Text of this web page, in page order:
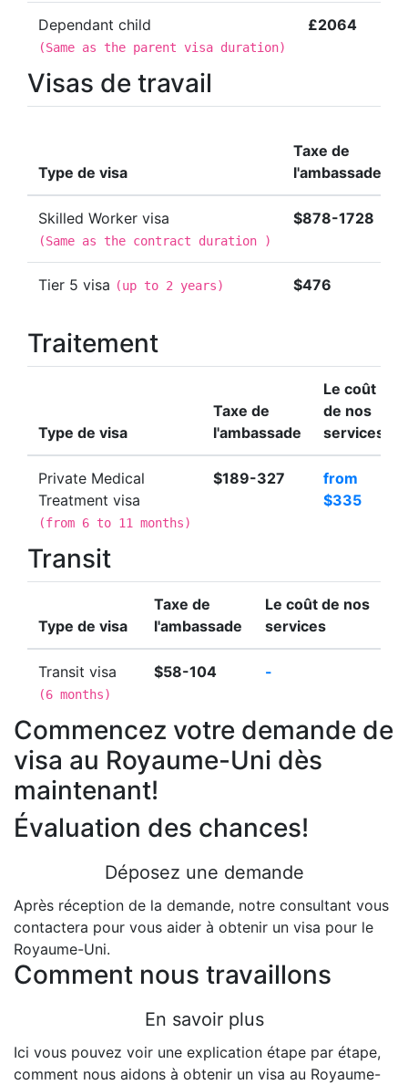
Dependant child
(Same as the parent visa duration)
£2064
Visas de travail
Type de visa
Taxe de
l'ambassade
Skilled Worker visa
(Same as the contract duration )
$878-1728
Tier 5 visa (up to 2 years) $476
Traitement
Type de visa
Taxe de
l'ambassade
Le coût
de nos
services
Private Medical
Treatment visa
(from 6 to 11 months)
$189-327
from
$335
Transit
Type de visa
Taxe de
l'ambassade
Le coût de nos
services
Transit visa
(6 months)
$58-104 -
Commencez votre demande de
visa au Royaume-Uni dès
maintenant!
Évaluation des chances!
Déposez une demande
Après réception de la demande, notre consultant vous
contactera pour vous aider à obtenir un visa pour le
Royaume-Uni.
Comment nous travaillons
En savoir plus
Ici vous pouvez voir une explication étape par étape,
comment nous aidons à obtenir un visa au Royaume-